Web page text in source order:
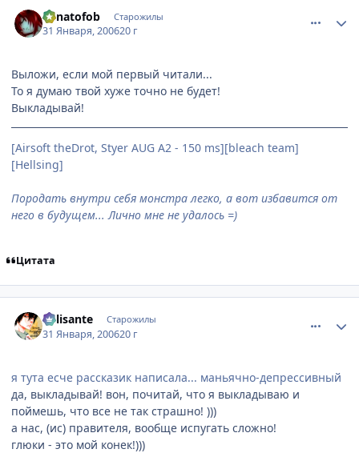
Lunatofob Старожилы
31 Января, 200620 г
Выложи, если мой первый читали...
То я думаю твой хуже точно не будет!
Выкладывай!
[Airsoft theDrot, Styer AUG A2 - 150 ms][bleach team]
[Hellsing]
Породать внутри себя монстра легко, а вот избавится от
него в будущем... Лично мне не удалось =)
Цитата
Milisante Старожилы
31 Января, 200620 г
я тута есче рассказик написала... маньячно-депрессивный
да, выкладывай! вон, почитай, что я выкладываю и
поймешь, что все не так страшно! )))
а нас, (ис) правителя, вообще испугать сложно!
глюки - это мой конек!)))